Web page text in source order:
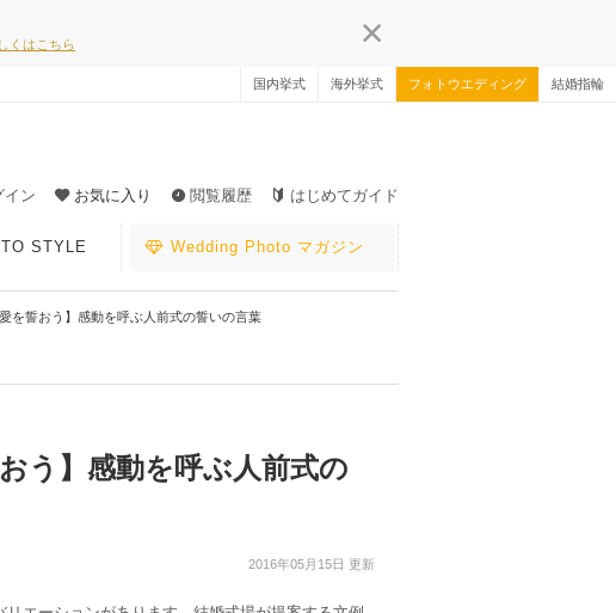
くはこちら
国内挙式 海外挙式 フォトウエディング 結婚指輪
イン
お気に入り 閲覧履歴 はじめてガイド
STYLE Wedding Photo マガジン
を誓おう】感動を呼ぶ人前式の誓いの言葉
う】感動を呼ぶ人前式の
2016年05月15日 更新